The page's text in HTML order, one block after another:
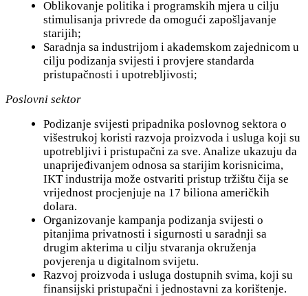
Oblikovanje politika i programskih mjera u cilju
stimulisanja privrede da omogući zapošljavanje
starijih;
Saradnja sa industrijom i akademskom zajednicom u
cilju podizanja svijesti i provjere standarda
pristupačnosti i upotrebljivosti;
Poslovni sektor
Podizanje svijesti pripadnika poslovnog sektora o
višestrukoj koristi razvoja proizvoda i usluga koji su
upotrebljivi i pristupačni za sve. Analize ukazuju da
unaprijeđivanjem odnosa sa starijim korisnicima,
IKT industrija može ostvariti pristup tržištu čija se
vrijednost procjenjuje na 17 biliona američkih
dolara.
Organizovanje kampanja podizanja svijesti o
pitanjima privatnosti i sigurnosti u saradnji sa
drugim akterima u cilju stvaranja okruženja
povjerenja u digitalnom svijetu.
Razvoj proizvoda i usluga dostupnih svima, koji su
finansijski pristupačni i jednostavni za korištenje.